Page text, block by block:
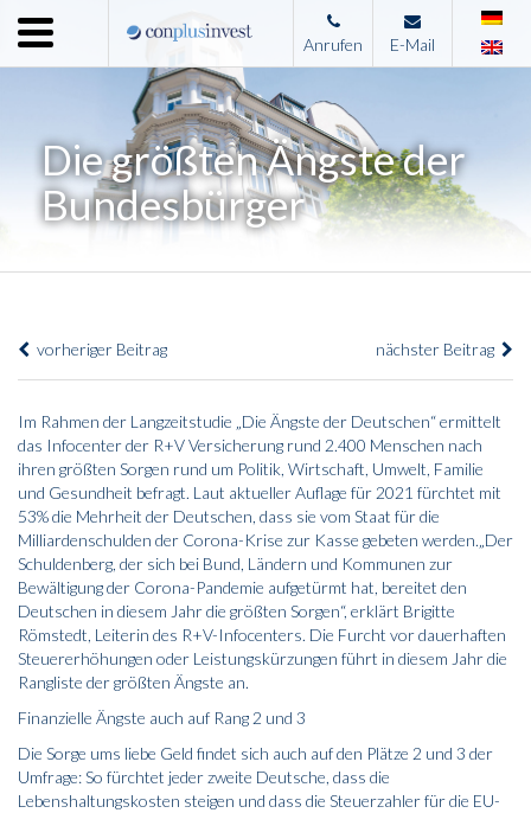
Menu
Home
Leistungen
Immobilienangebote
Kontakt
Anrufen E-Mail
Die größten Ängste der
Bundesbürger
vorheriger Beitrag nächster Beitrag
Im Rahmen der Langzeitstudie „Die Ängste der Deutschen“ ermittelt
das Infocenter der R+V Versicherung rund 2.400 Menschen nach
ihren größten Sorgen rund um Politik, Wirtschaft, Umwelt, Familie
und Gesundheit befragt. Laut aktueller Auflage für 2021 fürchtet mit
53% die Mehrheit der Deutschen, dass sie vom Staat für die
Milliardenschulden der Corona-Krise zur Kasse gebeten werden.„Der
Schuldenberg, der sich bei Bund, Ländern und Kommunen zur
Bewältigung der Corona-Pandemie aufgetürmt hat, bereitet den
Deutschen in diesem Jahr die größten Sorgen“, erklärt Brigitte
Römstedt, Leiterin des R+V-Infocenters. Die Furcht vor dauerhaften
Steuererhöhungen oder Leistungskürzungen führt in diesem Jahr die
Rangliste der größten Ängste an.
Finanzielle Ängste auch auf Rang 2 und 3
Die Sorge ums liebe Geld findet sich auch auf den Plätze 2 und 3 der
Umfrage: So fürchtet jeder zweite Deutsche, dass die
Lebenshaltungskosten steigen und dass die Steuerzahler für die EU-